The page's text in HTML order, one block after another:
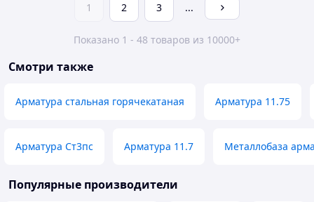
1 2 3 ...
Показано 1 - 48 товаров из 10000+
Смотри также
Арматура стальная горячекатаная Арматура 11.75
Арматура Ст3пс Арматура 11.7 Металлобаза
Популярные производители